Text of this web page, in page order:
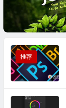
推荐